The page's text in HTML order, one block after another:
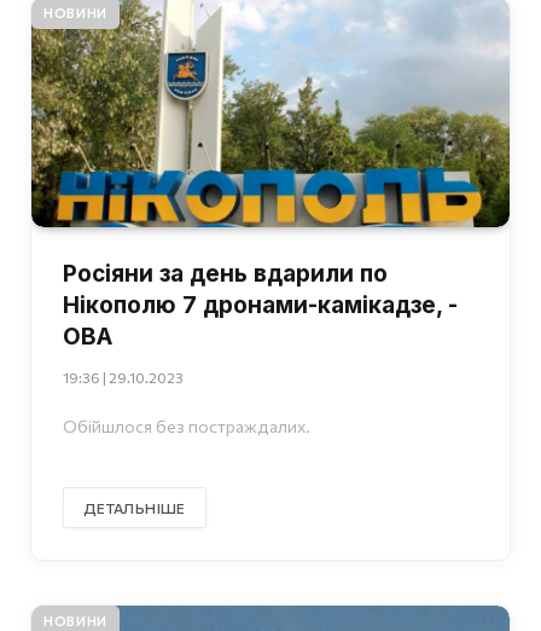
НОВИНИ
Росіяни за день вдарили по
Нікополю 7 дронами-камікадзе, -
ОВА
19:36 | 29.10.2023
Обійшлося без постраждалих.
ДЕТАЛЬНІШЕ
НОВИНИ